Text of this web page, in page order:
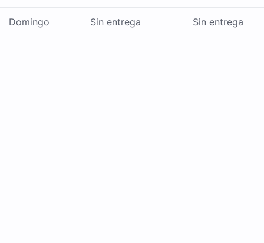
Domingo Sin entrega Sin entrega